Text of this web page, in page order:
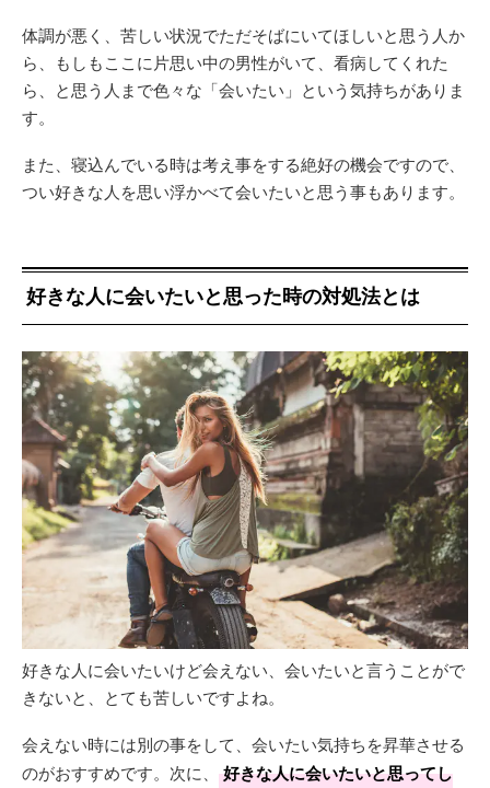
体調が悪く、苦しい状況でただそばにいてほしいと思う人か
ら、もしもここに片思い中の男性がいて、看病してくれた
ら、と思う人まで色々な「会いたい」という気持ちがありま
す。
また、寝込んでいる時は考え事をする絶好の機会ですので、
つい好きな人を思い浮かべて会いたいと思う事もあります。
好きな人に会いたいと思った時の対処法とは
好きな人に会いたいけど会えない、会いたいと言うことがで
きないと、とても苦しいですよね。
会えない時には別の事をして、会いたい気持ちを昇華させる
のがおすすめです。次に、
好きな人に会いたいと思ってし